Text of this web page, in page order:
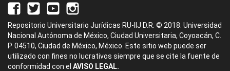
Repositorio Universitario Jurídicas RU-IIJ D.R. © 2018. Universidad
Nacional Autónoma de México, Ciudad Universitaria, Coyoacán, C.
P. 04510, Ciudad de México, México. Este sitio web puede ser
utilizado con fines no lucrativos siempre que se cite la fuente de
conformidad con el AVISO LEGAL.